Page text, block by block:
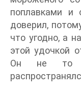
поплавками
доверил,
что угодно, а
этой удочкой
Он не то